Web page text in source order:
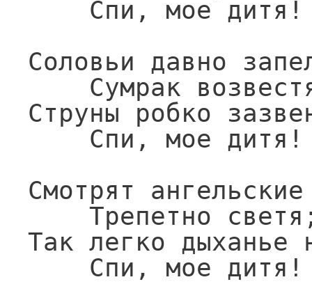
Соловьи давно
Струны робко
Смотрят
Так легко дыханье
    Спи, мое дитя!